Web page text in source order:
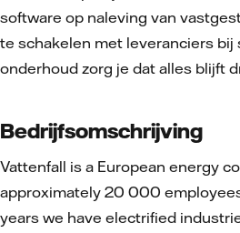
software op naleving van
te schakelen met leveranciers bij
onderhoud zorg je dat alles blijft
Bedrijfsomschrijving
Vattenfall is a European energy
approximately 20 000
years we have electrified